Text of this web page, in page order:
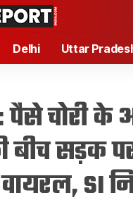
Delhi Uttar
पैसे चोरी के
बीच सड़क
वायरल, SI